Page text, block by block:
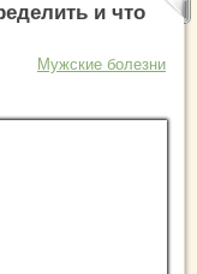
и что
Мужские болезни